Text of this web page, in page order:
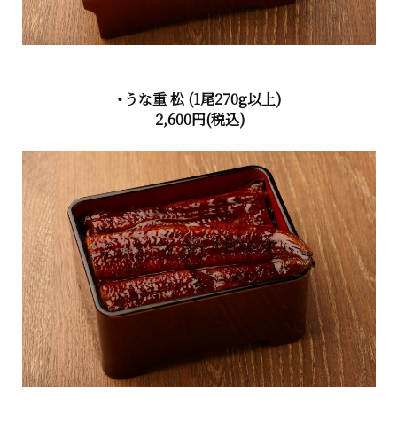
・うな重 松 (1尾270g以上)
2,600円(税込)